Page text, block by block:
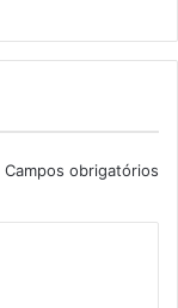
Campos obrigatórios